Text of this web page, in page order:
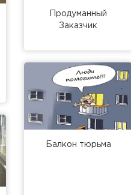
Продуманный
Заказчик
Балкон тюрьма